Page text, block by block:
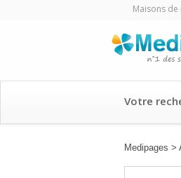
Maisons
Votre
Medipages >